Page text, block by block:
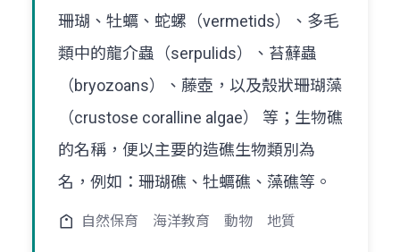
珊瑚、牡蠣、蛇螺（vermetids）、多毛
類中的龍介蟲（serpulids）、苔蘚蟲
（bryozoans）、藤壺，以及殼狀珊瑚藻
（crustose coralline algae） 等；生物礁
的名稱，便以主要的造礁生物類別為
名，例如：珊瑚礁、牡蠣礁、藻礁等。
自然保育 海洋教育 動物 地質